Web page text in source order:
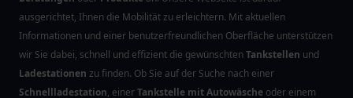
ausgerichtet, Ihnen die Mobilität zu erleichtern. Mit aktuellen
Informationen und einer benutzerfreundlichen Oberfläche unterstützen
wir Sie dabei, schnell und effizient die gewünschtenTankstellen und
Ladestationen zu finden. Ob Sie auf der Suche nach einer
Schnellladestation, einerTankstelle mit Autowäsche oder einem